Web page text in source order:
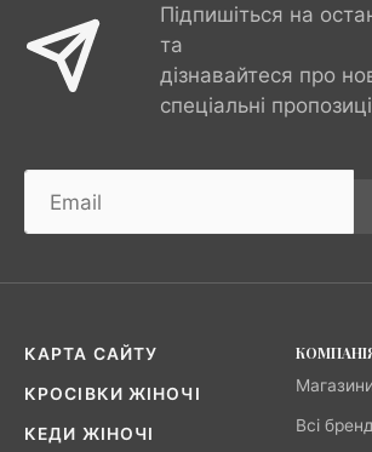
Підпишіться на
та
дізнавайтеся про
спеціальні
КАРТА САЙТУ
КРОСІВКИ ЖІНОЧІ
КЕДИ ЖІНОЧІ
Магазини
Всі